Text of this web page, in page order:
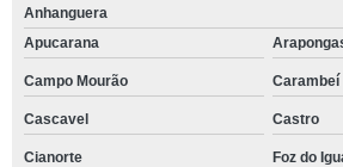
Anhanguera
Apucarana
Campo Mourão Carambeí
Cascavel Castro
Cianorte Foz do